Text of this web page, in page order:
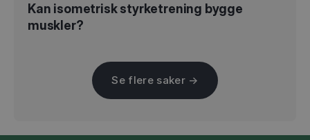
Kan isometrisk styrketrening bygge
muskler?
Se flere saker →